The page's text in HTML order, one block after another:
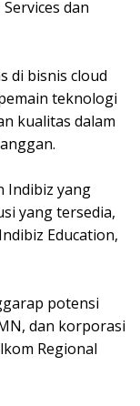
dan
di bisnis cloud
teknologi
kualitas dalam
Indibiz yang
yang tersedia,
Education,
potensi
dan korporasi
Regional